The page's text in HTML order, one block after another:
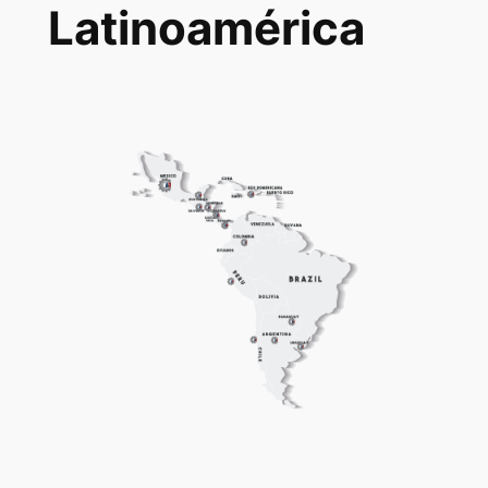
Latinoamérica